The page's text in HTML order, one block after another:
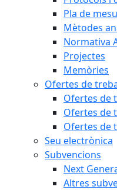
Pla de
Mètodes
Normativa
Projectes
Memòries
Ofertes de
Ofertes de
Ofertes de
Ofertes de
Seu electrònica
Subvencions
Next
Altres